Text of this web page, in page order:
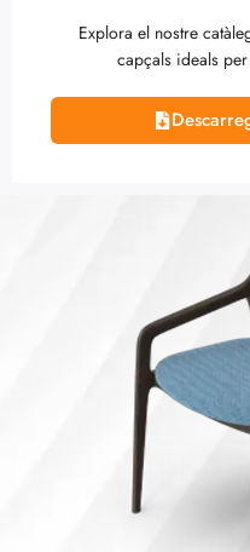
Explora el nostre
capçals ideals